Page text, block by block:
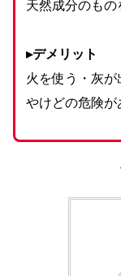
天然成分のも
▸デメリット
火を使う・灰
やけどの危険が